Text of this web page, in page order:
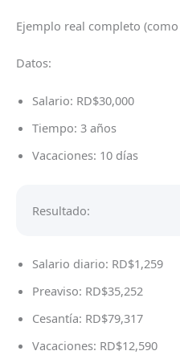
Ejemplo real completo
Datos:
Salario: RD$30,000
Tiempo: 3 años
Vacaciones: 10 días
Resultado:
Salario diario: RD$1,259
Preaviso: RD$35,252
Cesantía: RD$79,317
Vacaciones: RD$12,590